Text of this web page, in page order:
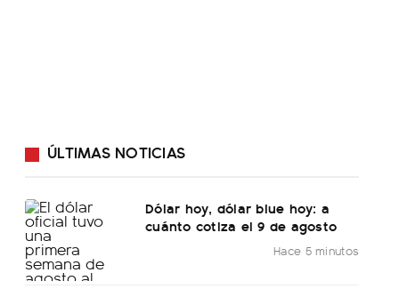
ÚLTIMAS NOTICIAS
Dólar hoy, dólar blue hoy: a
cuánto cotiza el 9 de agosto
Hace 5 minutos